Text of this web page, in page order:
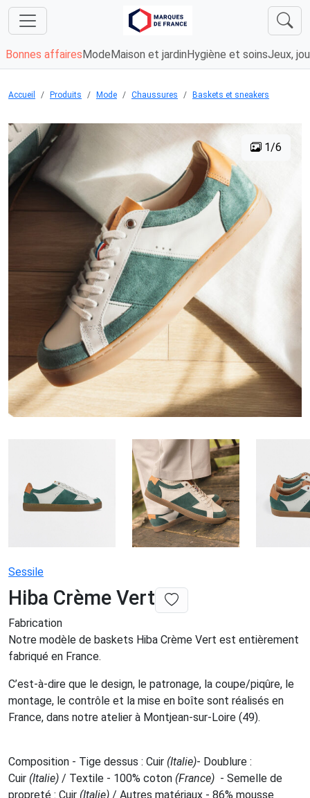
Bonnes affaires Mode Maison et jardin Hygiène et soinsJeux,
Accueil Produits Mode Chaussures Baskets et sneakers
1/6
Sessile
Hiba Crème Vert
Fabrication
Notre modèle de baskets Hiba Crème Vert est entièrement
fabriqué en France.
C’est-à-dire que le design, le patronage, la coupe/piqûre, le
montage, le contrôle et la mise en boîte sont réalisés en
France, dans notre atelier à Montjean-sur-Loire (49).
Composition - Tige dessus : Cuir (Italie)- Doublure :
Cuir (Italie) / Textile - 100% coton (France) - Semelle de
propreté : Cuir (Italie) / Autres matériaux - 86% mousse